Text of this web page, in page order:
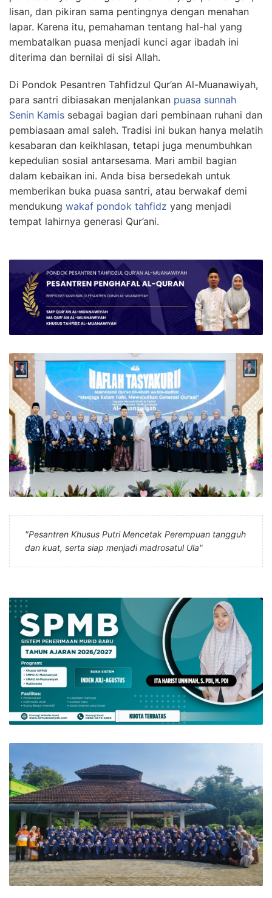
lisan, dan pikiran sama pentingnya dengan menahan
lapar. Karena itu, pemahaman tentang hal-hal yang
membatalkan puasa menjadi kunci agar ibadah ini
diterima dan bernilai di sisi Allah.
Di Pondok Pesantren Tahfidzul Qur’an Al-Muanawiyah,
para santri dibiasakan menjalankan puasa sunnah
Senin Kamis sebagai bagian dari pembinaan ruhani dan
pembiasaan amal saleh. Tradisi ini bukan hanya melatih
kesabaran dan keikhlasan, tetapi juga menumbuhkan
kepedulian sosial antarsesama. Mari ambil bagian
dalam kebaikan ini. Anda bisa bersedekah untuk
memberikan buka puasa santri, atau berwakaf demi
mendukung wakaf pondok tahfidz yang menjadi
tempat lahirnya generasi Qur’ani.
"Pesantren Khusus Putri Mencetak Perempuan tangguh
dan kuat, serta siap menjadi madrosatul Ula"